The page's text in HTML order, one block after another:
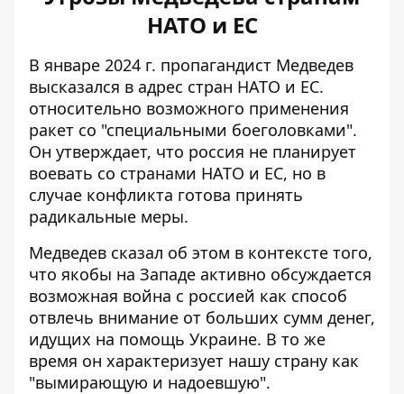
НАТО и ЕС
В январе 2024 г. пропагандист Медведев
высказался в адрес стран НАТО и ЕС.
относительно возможного применения
ракет со "специальными боеголовками".
Он утверждает, что россия не планирует
воевать со странами НАТО и ЕС, но в
случае конфликта готова принять
радикальные меры.
Медведев сказал об этом в контексте того,
что якобы на Западе активно обсуждается
возможная война с россией как способ
отвлечь внимание от больших сумм денег,
идущих на помощь Украине. В то же
время он характеризует нашу страну как
"вымирающую и надоевшую".